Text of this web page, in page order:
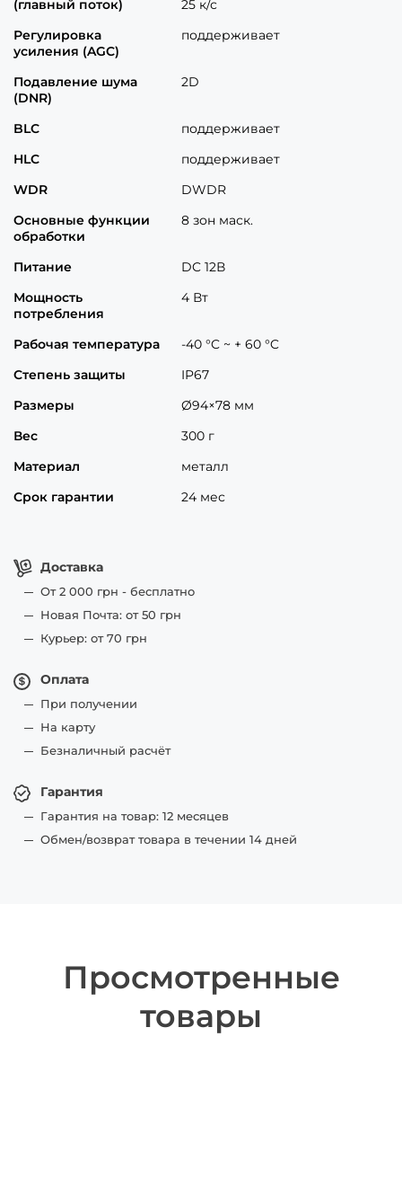
Доставка
От 2 000 грн - бесплатно
Новая Почта: от 50 грн
Курьер: от 70 грн
Оплата
При получении
На карту
Безналичный расчёт
Гарантия
Гарантия на товар: 12 месяцев
Обмен/возврат товара в течении 14 дней
(главный поток)
25 к/с
Регулировка
усиления (AGC)
поддерживает
Подавление шума
(DNR)
2D
BLC
поддерживает
HLC
поддерживает
WDR
DWDR
Основные функции
обработки
8 зон маск.
Питание
DC 12В
Мощность
потребления
4 Вт
Рабочая температура
-40 °C ~ + 60 °C
Степень защиты
IP67
Размеры
Ø94×78 мм
Вес
300 г
Материал
металл
Срок гарантии
24 мес
Просмотренные
товары